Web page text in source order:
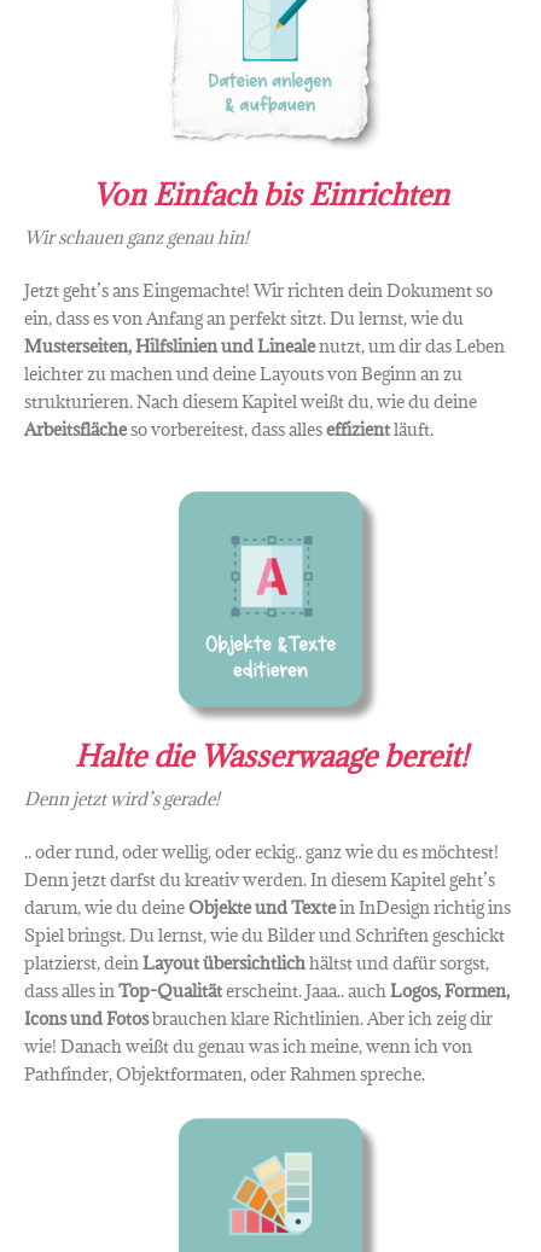
Von Einfach bis Einrichten
Wir schauen ganz genau hin!
Jetzt geht’s ans Eingemachte! Wir richten dein Dokument so
ein, dass es von Anfang an perfekt sitzt. Du lernst, wie du
Musterseiten, Hilfslinien und Linealenutzt, um dir das Leben
leichter zu machen und deine Layouts von Beginn an zu
strukturieren. Nach diesem Kapitel weißt du, wie du deine
Arbeitsflächeso vorbereitest, dass alleseffizientläuft.
Halte die Wasserwaage bereit!
Denn jetzt wird’s gerade!
.. oder rund, oder wellig, oder eckig.. ganz wie du es möchtest!
Denn jetzt darfst du kreativ werden. In diesem Kapitel geht’s
darum, wie du deineObjekte und Textein InDesign richtig ins
Spiel bringst. Du lernst, wie du Bilder und Schriften geschickt
platzierst, deinLayout übersichtlichhältst und dafür sorgst,
dass alles inTop-Qualitäterscheint. Jaaa.. auchLogos, Formen,
Icons und Fotosbrauchen klare Richtlinien. Aber ich zeig dir
wie! Danach weißt du genau was ich meine, wenn ich von
Pathfinder, Objektformaten, oder Rahmen spreche.